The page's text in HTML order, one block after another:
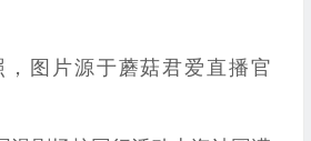
，图片源于蘑菇君爱直播官